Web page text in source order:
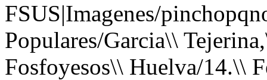
FSUS|Imagenes/
Populares/Garcia\\
Fosfoyesos\\ Huelva/14.\\